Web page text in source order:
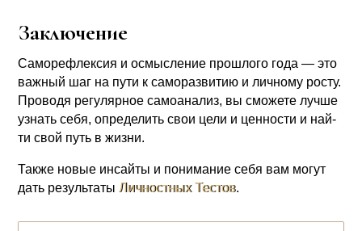
Заключение
Само­ре­флек­сия и осмыс­ле­ние про­шло­го года — это
важ­ный шаг на пути к само­раз­ви­тию и лич­но­му росту.
Про­во­дя регу­ляр­ное само­ана­лиз, вы смо­же­те луч­ше
узнать себя, опре­де­лить свои цели и цен­но­сти и най­
ти свой путь в жиз­ни.
Так­же новые инсай­ты и пони­ма­ние себя вам могут
дать резуль­та­тыЛич­ност­ных Тестов.